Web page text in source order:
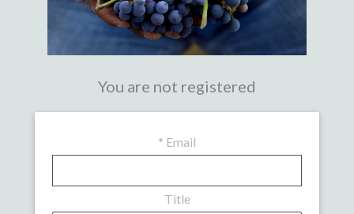
You are not registered
* Email
Title